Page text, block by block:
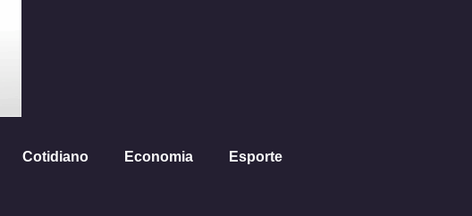
Cotidiano Economia Esporte